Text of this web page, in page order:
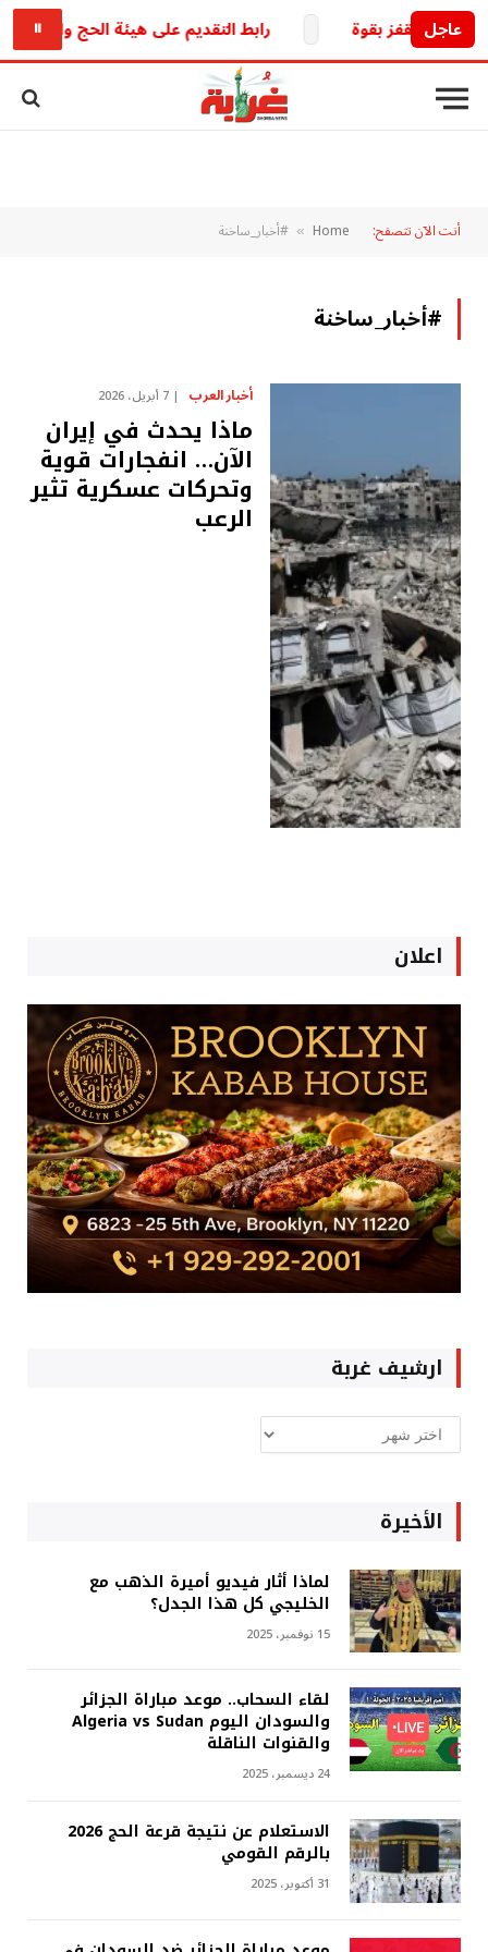
عاجل رابط التقديم على هيئة الحج والعمرة العراقية 2027.. خطوات التسجيل والشروط والخدمات
⏸
أنت الآن تتصفح: Home
» #أخبار_ساخنة
#أخبار_ساخنة
أخبار العرب 7 أبريل، 2026
ماذا يحدث في إيران
الآن… انفجارات قوية
وتحركات عسكرية تثير
الرعب
اعلان
ارشيف غربة
ارشيف
غربة
الأخيرة
لماذا أثار فيديو أميرة الذهب مع
الخليجي كل هذا الجدل؟
15 نوفمبر، 2025
لقاء السحاب.. موعد مباراة الجزائر
والسودان اليوم Algeria vs Sudan
والقنوات الناقلة
24 ديسمبر، 2025
الاستعلام عن نتيجة قرعة الحج 2026
بالرقم القومي
31 أكتوبر، 2025